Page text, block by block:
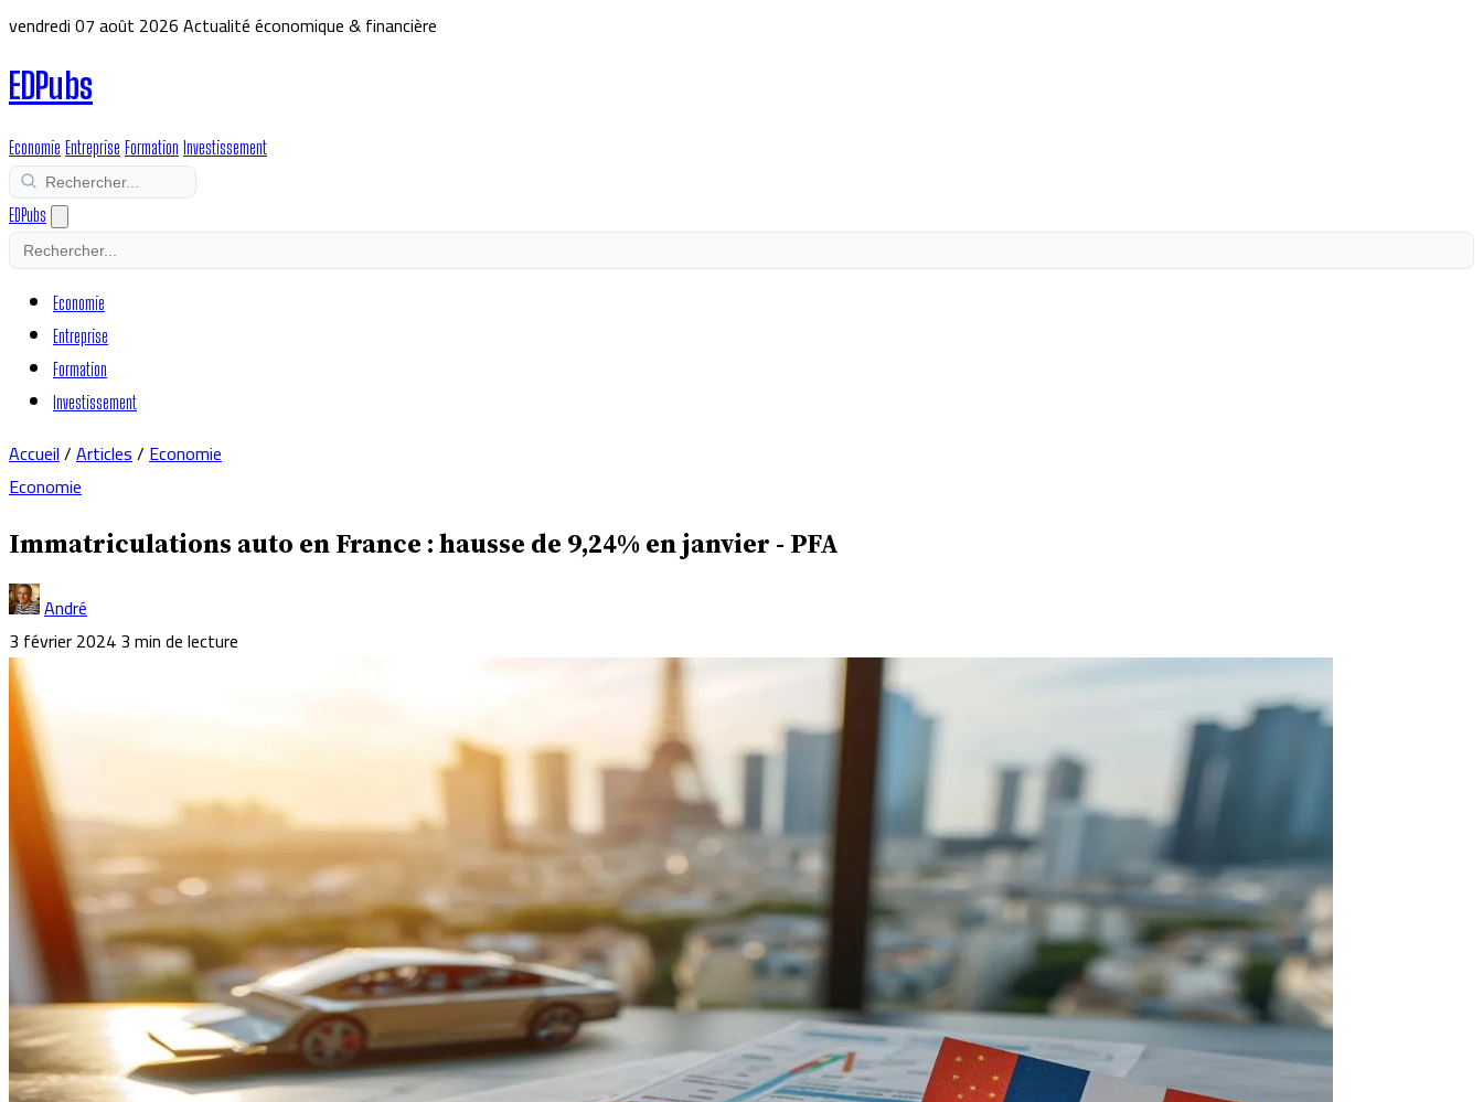
vendredi 07 août 2026Actualité économique & financière
EDPubs
Economie Entreprise Formation Investissement
EDPubs
Economie
Entreprise
Formation
Investissement
Accueil/Articles/Economie
Economie
Immatriculations auto en France : hausse de 9,24% en janvier - PFA
André
3 février 20243 min de lecture